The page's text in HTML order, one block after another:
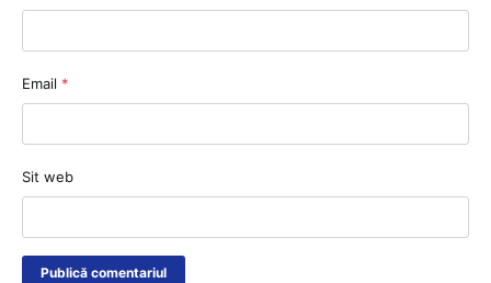
Email *
Sit web